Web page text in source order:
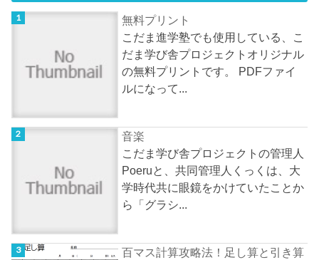
無料プリント
こだま進学塾でも使用している、こ
だま学び舎プロジェクトオリジナル
の無料プリントです。 PDFファイ
ルになって...
音楽
こだま学び舎プロジェクトの管理人
Poeruと、共同管理人くっくは、大
学時代共に眼鏡をかけていたことか
ら「グラシ...
百マス計算攻略法！足し算と引き算